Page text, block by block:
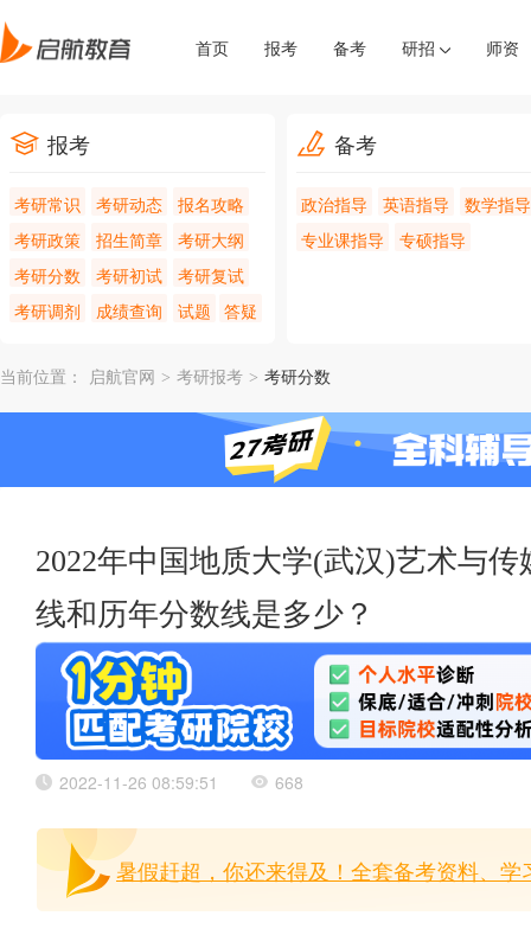
首页 报考 备考 研招 师资
报考
考研常识 考研动态
报名攻略
考研政策
招生简章
考研大纲
考研分数
考研初试
考研复试
考研调剂
成绩查询 试题 答疑
备考
政治指导 英语指导
数学指导
专业课指导
专硕指导
当前位置： 启航官网 > 考研报考 > 考研分数
2022年中国地质大学(武汉)艺术与
线和历年分数线是多少？
2022-11-26 08:59:51 668
暑假赶超，你还来得及！全套备考资料、学